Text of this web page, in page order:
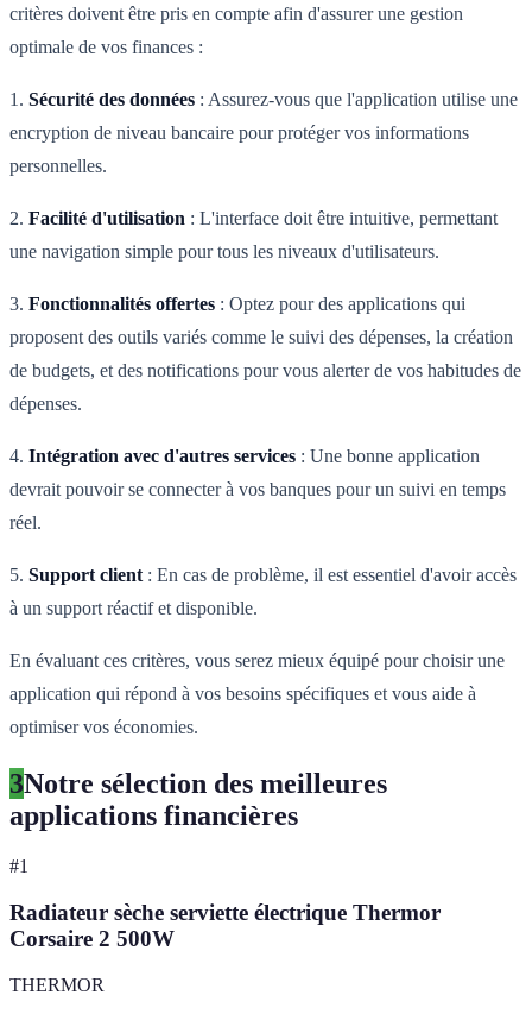
critères doivent être pris en compte afin d'assurer une gestion
optimale de vos finances :
1. Sécurité des données : Assurez-vous que l'application utilise une
encryption de niveau bancaire pour protéger vos informations
personnelles.
2. Facilité d'utilisation : L'interface doit être intuitive, permettant
une navigation simple pour tous les niveaux d'utilisateurs.
3. Fonctionnalités offertes : Optez pour des applications qui
proposent des outils variés comme le suivi des dépenses, la création
de budgets, et des notifications pour vous alerter de vos habitudes de
dépenses.
4. Intégration avec d'autres services : Une bonne application
devrait pouvoir se connecter à vos banques pour un suivi en temps
réel.
5. Support client : En cas de problème, il est essentiel d'avoir accès
à un support réactif et disponible.
En évaluant ces critères, vous serez mieux équipé pour choisir une
application qui répond à vos besoins spécifiques et vous aide à
optimiser vos économies.
3Notre sélection des meilleures
applications financières
#1
Radiateur sèche serviette électrique Thermor
Corsaire 2 500W
THERMOR